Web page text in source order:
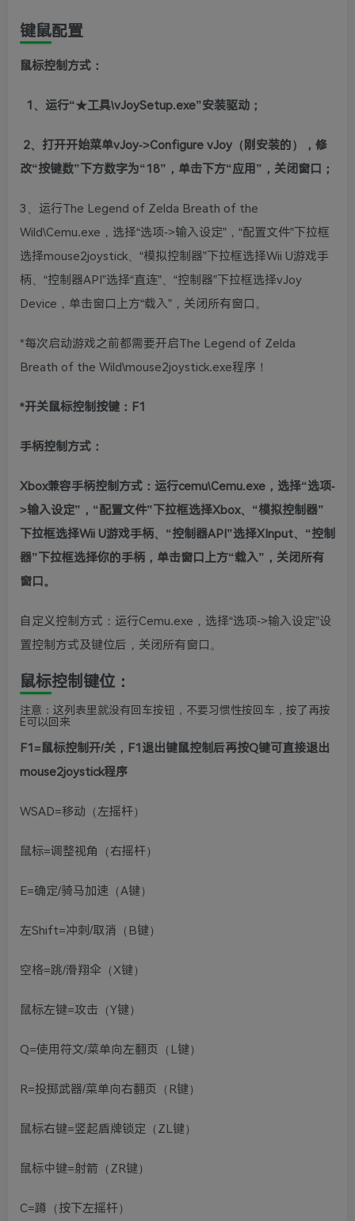
键鼠配置
鼠标控制方式：
1、运行“★工具\vJoySetup.exe”安装驱动；
2、打开开始菜单vJoy->Configure vJoy（刚安装的），修
改“按键数”下方数字为“18”，单击下方“应用”，关闭窗口；
3、运行The Legend of Zelda Breath of the
Wild\Cemu.exe，选择“选项->输入设定”，“配置文件”下拉框
选择mouse2joystick、“模拟控制器”下拉框选择Wii U游戏手
柄、“控制器API”选择“直连”、“控制器”下拉框选择vJoy
Device，单击窗口上方“载入”，关闭所有窗口。
*每次启动游戏之前都需要开启The Legend of Zelda
Breath of the Wild\mouse2joystick.exe程序！
*开关鼠标控制按键：F1
手柄控制方式：
Xbox兼容手柄控制方式：运行cemu\Cemu.exe，选择“选项-
>输入设定”，“配置文件”下拉框选择Xbox、“模拟控制器”
下拉框选择Wii U游戏手柄、“控制器API”选择XInput、“控制
器”下拉框选择你的手柄，单击窗口上方“载入”，关闭所有
窗口。
自定义控制方式：运行Cemu.exe，选择“选项->输入设定”设
置控制方式及键位后，关闭所有窗口。
鼠标控制键位：
注意：这列表里就没有回车按钮，不要习惯性按回车，按了再按
E可以回来
F1=鼠标控制开/关，F1退出键鼠控制后再按Q键可直接退出
mouse2joystick程序
WSAD=移动（左摇杆）
鼠标=调整视角（右摇杆）
E=确定/骑马加速（A键）
左Shift=冲刺/取消（B键）
空格=跳/滑翔伞（X键）
鼠标左键=攻击（Y键）
Q=使用符文/菜单向左翻页（L键）
R=投掷武器/菜单向右翻页（R键）
鼠标右键=竖起盾牌锁定（ZL键）
鼠标中键=射箭（ZR键）
C=蹲（按下左摇杆）